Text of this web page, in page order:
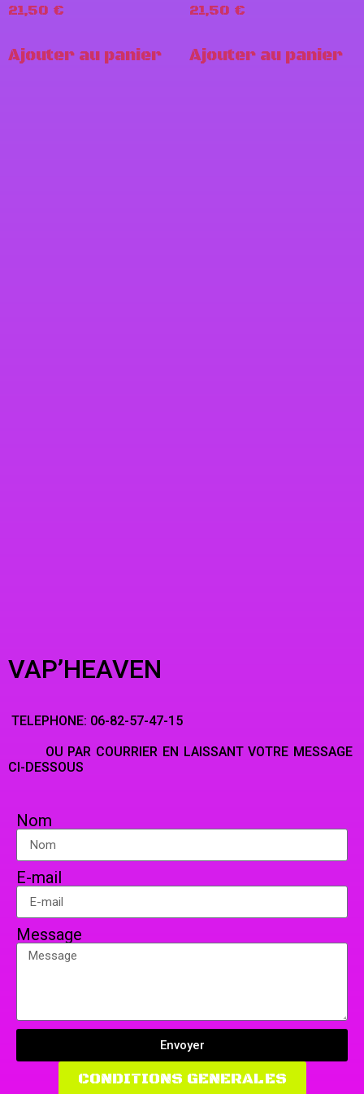
21,50 €
Ajouter au panier
21,50 €
Ajouter au panier
VAP’HEAVEN
TELEPHONE: 06-82-57-47-15
OU PAR COURRIER EN LAISSANT VOTRE MESSAGE
CI-DESSOUS
Nom
E-mail
Message
Envoyer
CONDITIONS GENERALES